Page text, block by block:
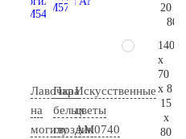
Лавочка
на
могилу
Пара
белых
гвоздик
Искусственные
цветы
AM0740
20
140
x
70
x 8
15
x
80